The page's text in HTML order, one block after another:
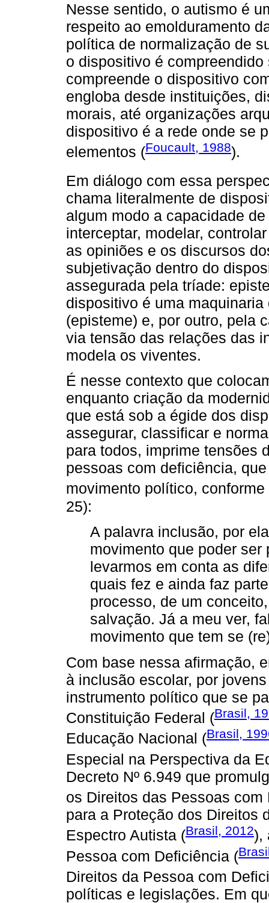
Nesse sentido, o autismo é
respeito ao emolduramento
política de normalização de
o dispositivo é
compreende o dispositivo
engloba desde instituições,
morais, até organizações
dispositivo é a rede onde se
elementos (Foucault, 1988).
Em diálogo com essa
chama literalmente de
algum modo a capacidade
interceptar, modelar,
as opiniões e os discursos
subjetivação dentro do
assegurada pela tríade:
dispositivo é uma
(episteme) e, por outro, pela
via tensão das relações das
modela os viventes.
É nesse contexto que
enquanto criação da
que está sob a égide dos
assegurar, classificar e
para todos, imprime tensões
pessoas com deficiência,
movimento político,
25):
A palavra inclusão, por
movimento que poder
levarmos em conta as
quais fez e ainda faz
processo, de um
salvação. Já a meu ver,
movimento que tem se
Com base nessa afirmação,
à inclusão escolar, por
instrumento político que se
Constituição Federal (Brasil,
Educação Nacional (Brasil,
Especial na Perspectiva da
Decreto Nº 6.949 que
os Direitos das Pessoas com
para a Proteção dos Direitos
Espectro Autista (Brasil, 2012),
Pessoa com Deficiência (
Direitos da Pessoa com
políticas e legislações. Em